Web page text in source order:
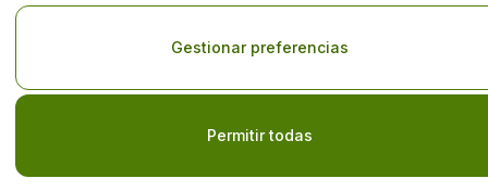
Política de Privacidad, de laPolítica de Cookies
No compartir mi información personal ni tus opciones de
Permitir todas
Gestionar preferencias